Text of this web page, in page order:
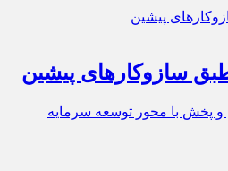
سازوکارهای پیشین